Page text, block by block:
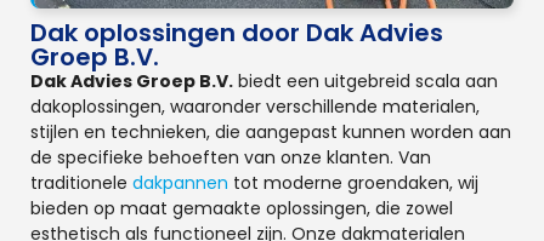
Dak oplossingen door Dak Advies
Groep B.V.
Dak Advies Groep B.V. biedt een uitgebreid scala aan
dakoplossingen, waaronder verschillende materialen,
stijlen en technieken, die aangepast kunnen worden aan
de specifieke behoeften van onze klanten. Van
traditionele dakpannen tot moderne groendaken, wij
bieden op maat gemaakte oplossingen, die zowel
esthetisch als functioneel zijn. Onze dakmaterialen